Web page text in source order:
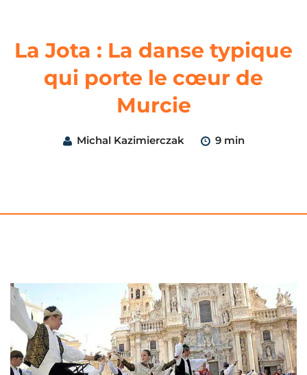
La Jota : La danse typique
qui porte le cœur de
Murcie
Michal Kazimierczak 9 min